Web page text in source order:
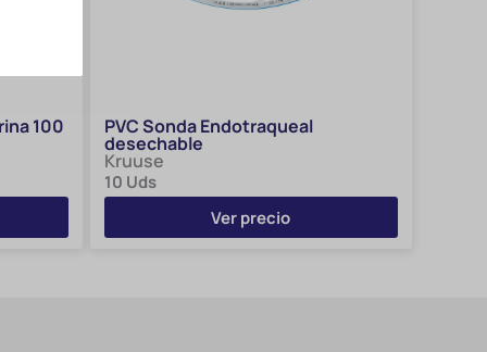
100 PVC Sonda Endotraqueal
desechable
Kruuse
10 Uds
Ver precio